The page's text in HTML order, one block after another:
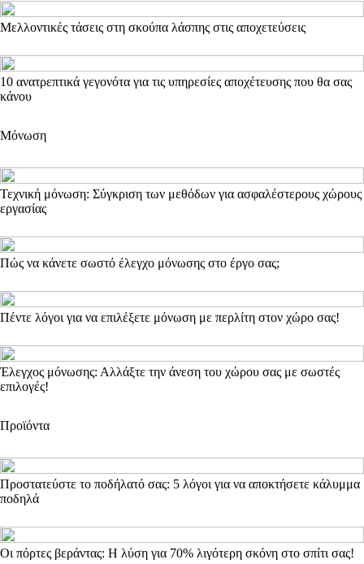
Μελλοντικές τάσεις στη σκούπα λάσπης στις αποχετεύσεις
10 ανατρεπτικά γεγονότα για τις υπηρεσίες αποχέτευσης που θα σας
κάνου
Μόνωση
Τεχνική μόνωση: Σύγκριση των μεθόδων για ασφαλέστερους χώρους
εργασίας
Πώς να κάνετε σωστό έλεγχο μόνωσης στο έργο σας;
Πέντε λόγοι για να επιλέξετε μόνωση με περλίτη στον χώρο σας!
Έλεγχος μόνωσης: Αλλάξτε την άνεση του χώρου σας με σωστές
επιλογές!
Προϊόντα
Προστατεύστε το ποδήλατό σας: 5 λόγοι για να αποκτήσετε κάλυμμα
ποδηλά
Οι πόρτες βεράντας: Η λύση για 70% λιγότερη σκόνη στο σπίτι σας!